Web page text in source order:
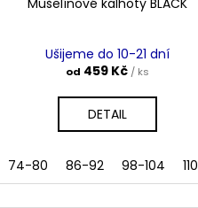
Ušijeme do 10-21 dní
od 459 Kč / ks
DETAIL
74-80 86-92 98-104 110